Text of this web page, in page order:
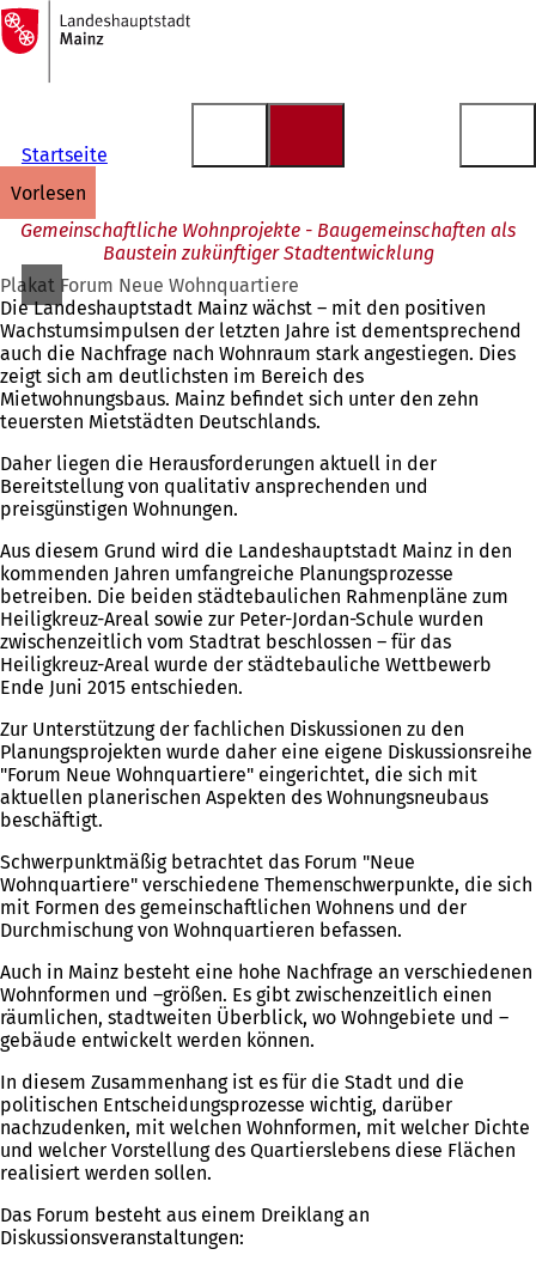
Inhalt anspringen
Zur
Startseite
Startseite
vorlesen
Gemeinschaftliche Wohnprojekte - Baugemeinschaften als
Baustein zukünftiger Stadtentwicklung
Plakat Forum Neue Wohnquartiere
Die Landeshauptstadt Mainz wächst – mit den positiven
Wachstumsimpulsen der letzten Jahre ist dementsprechend
auch die Nachfrage nach Wohnraum stark angestiegen. Dies
zeigt sich am deutlichsten im Bereich des
Mietwohnungsbaus. Mainz befindet sich unter den zehn
teuersten Mietstädten Deutschlands.
Daher liegen die Herausforderungen aktuell in der
Bereitstellung von qualitativ ansprechenden und
preisgünstigen Wohnungen.
Aus diesem Grund wird die Landeshauptstadt Mainz in den
kommenden Jahren umfangreiche Planungsprozesse
betreiben. Die beiden städtebaulichen Rahmenpläne zum
Heiligkreuz-Areal sowie zur Peter-Jordan-Schule wurden
zwischenzeitlich vom Stadtrat beschlossen – für das
Heiligkreuz-Areal wurde der städtebauliche Wettbewerb
Ende Juni 2015 entschieden.
Zur Unterstützung der fachlichen Diskussionen zu den
Planungsprojekten wurde daher eine eigene Diskussionsreihe
"Forum Neue Wohnquartiere" eingerichtet, die sich mit
aktuellen planerischen Aspekten des Wohnungsneubaus
beschäftigt.
Schwerpunktmäßig betrachtet das Forum "Neue
Wohnquartiere" verschiedene Themenschwerpunkte, die sich
mit Formen des gemeinschaftlichen Wohnens und der
Durchmischung von Wohnquartieren befassen.
Auch in Mainz besteht eine hohe Nachfrage an verschiedenen
Wohnformen und –größen. Es gibt zwischenzeitlich einen
räumlichen, stadtweiten Überblick, wo Wohngebiete und –
gebäude entwickelt werden können.
In diesem Zusammenhang ist es für die Stadt und die
politischen Entscheidungsprozesse wichtig, darüber
nachzudenken, mit welchen Wohnformen, mit welcher Dichte
und welcher Vorstellung des Quartierslebens diese Flächen
realisiert werden sollen.
Das Forum besteht aus einem Dreiklang an
Diskussionsveranstaltungen: